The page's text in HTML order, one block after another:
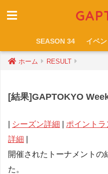
SEASON 34 イベ
ホーム RESULT
[結果]GAPTOKYO
シーズン詳細 ポイント
詳細
開催されたトーナメントの
た。